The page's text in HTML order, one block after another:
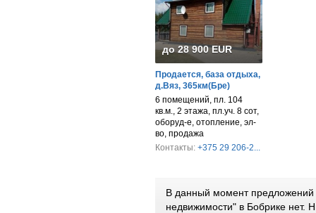
до 28 900 EUR
Продается, база отдыха,
д.Вяз, 365км(Бре)
6 помещений, пл. 104
кв.м., 2 этажа, пл.уч. 8 сот,
оборуд-е, отопление, эл-
во, продажа
Контакты: +375 29 206-2...
В данный момент
недвижимости" в Бобрике нет.